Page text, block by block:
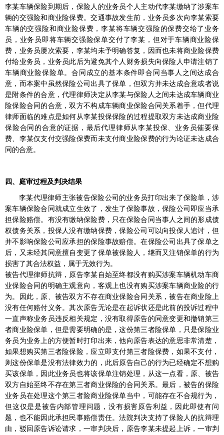
李某车辆保险到期后，保险人的业务员个人主动代李某缴纳了涉案车
辆的交强险和商业险保费。交通事故发生前，业务员多次向李某索要
车辆的交强险和商业险保费，李某将车辆交强险的保费交给了业务
员，业务员即将车辆交强险保单交付了李某，但对于车辆商业险保
费，业务员屡次索要，李某均未予明确答复，因而也未将商业险保费
付给业务员，业务员此后为避免其个人财务损失向保险人申请注销了
车辆商业险保险单。合同成立的基本条件即合同当事人之间达成合
意，而本案中虽然保险公司出具了保单，但双方并未达成合意或者说
是附条件的合意，代理律师决定从李某与保险人之间未达成车辆商业
险保险合同的合意，双方不构成车辆商业保险合同关系着手，但代理
律师面临的难点是如何从李某投保保险的过程提取双方未达成商业险
保险合同的合意的证据，最后代理律师从李某投保、业务员催要保
费、李某仅支付交强险保费而未支付商业险保费的行为论证未达成合
同的合意。
四、庭审过程及判决结果
李某代理律师主张被告保险公司的业务员打印出来了保险单，涉
案车辆保险合同就成立生效了，发生了保险事故，保险公司即应当承
担保险赔偿。有没有缴纳保险费，只在保险合同当事人之间的形成债
权债务关系，投保人没有缴纳保费，保险公司可以向投保人追讨，但
并不影响保险公司应承担的保险事故赔偿。在保险公司出具了保单之
后，又未经其同意擅自变更了保单被保险人，继而又注销保单的行为
损害了其合法权益，属于无效行为。
被告代理律师抗辩，原告李某自始至终都没有购买涉案车辆机动车商
业保险合同的明确主观意向，客观上也没有购买涉案车辆商业险的行
为。因此，原、被告双方不存在商业保险合同关系，被告在商业险上
没有任何赔付义务。其次原告无论是在起诉状还是此前的投诉过程中
一直声称业务员违反相关规定，没有取得原告的同意变更和撤销第三
者商业险保单，但是需要明确的是，这份第三者险保单，只是保险业
务员为业务上的方便暂时打印出来，他向原告表达的意思非常清楚，
如果想购买第三者险保险，应立即支付第三者险保费，如果不支付，
则这份保单是没有法律效力的，此后原告自己的行为已经确定不想购
买该保单，因此业务员也将该保单注销处理，从这一点看，原、被告
双方自始至终不存在第三者商业保险的合同关系。最后，被告的保险
业务员在处理这个第三者险商业险保单当中，可能存在不合规行为，
但这仅是是被告内部管理问题，没有损害原告利益，因此即使有问
题，也不能因此承担民事赔偿责任。法院判决支持了保险人的抗辩理
由，驳回原告诉讼请求，一审判决后，原告李某未提起上诉，一审判